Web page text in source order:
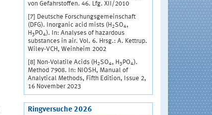
von Gefahrstoffen. 46. Lfg. XII/2010
[7] Deutsche Forschungsgemeinschaft
(DFG). Inorganic acid mists (H 2 SO4 ,
H 3 PO4). In: Analyses of hazardous
substances in air. Vol. 6. Hrsg.: A. Kettrup.
Wiley-VCH, Weinheim 2002
[8] Non-Volatile Acids (H 2 SO4 , H 3 PO4).
Method 7908. In: NIOSH, Manual of
Analytical Methods, Fifth Edition, Issue 2,
16 November 2023
Ringversuche 2026